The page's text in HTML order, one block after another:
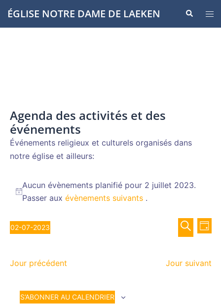
Aller
auÉGLISE NOTRE DAME DE LAEKEN
le
Agenda des activités et des
événements
Événements religieux et culturels organisés dans
notre église et ailleurs:
Évènements
for
juillet
Notice
Aucun évènements planifié pour 2 juillet 2023.
Passer aux évènements suivants .
et
de
de
JOUR
02-07-2023
date.
Jour précédent Jour suivant
S’ABONNER AU CALENDRIER